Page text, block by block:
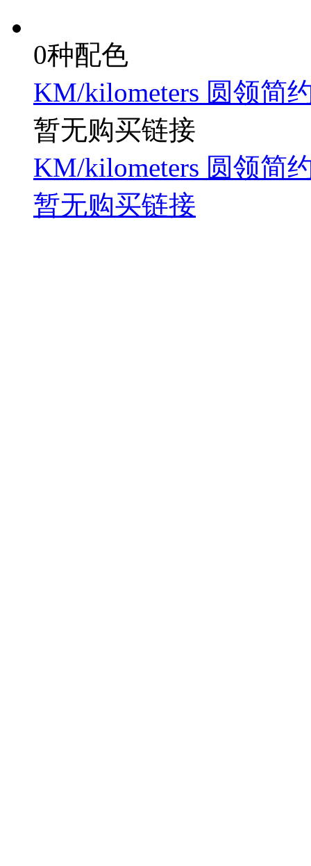
0种配色
KM/kilometers 圆领简
暂无购买链接
KM/kilometers 圆领简
暂无购买链接